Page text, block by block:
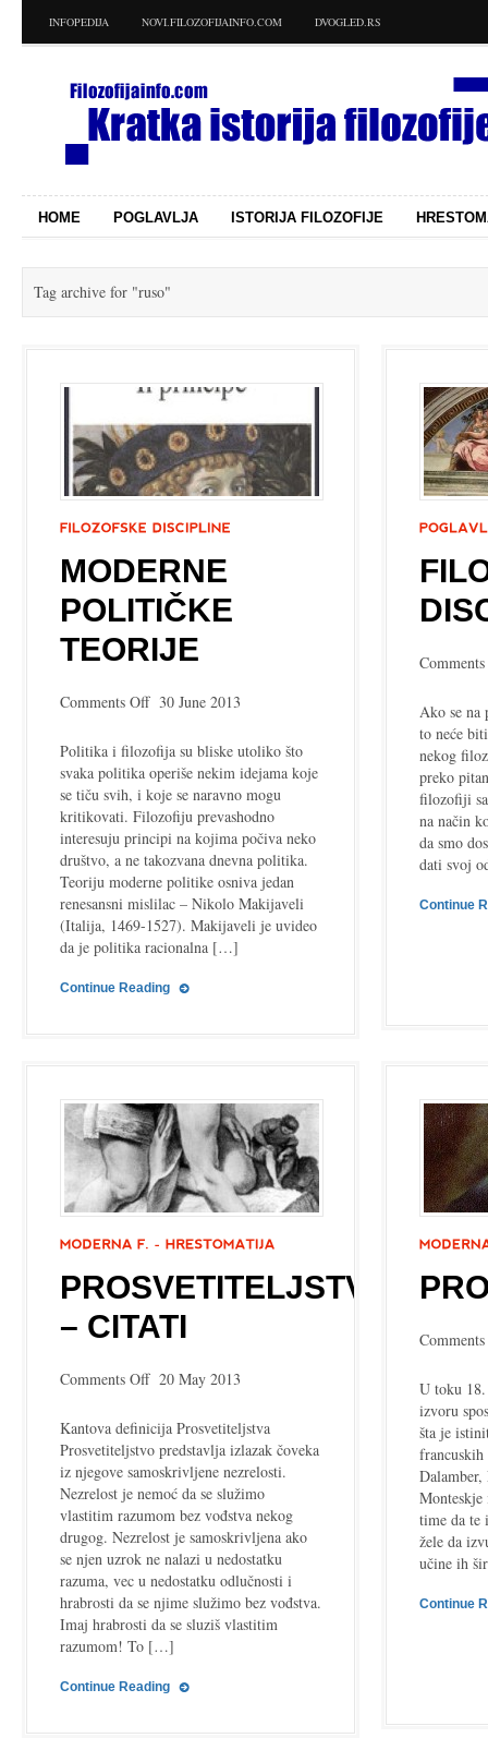
INFOPEDIJA NOVI.FILOZOFIJAINFO.COM DVOGLED.RS
HOME POGLAVLJA ISTORIJA FILOZOFIJE
Tag archive for "ruso"
MODERNE
POLITIČKE
TEORIJE
Comments Offon
političke
teorije
30 June 2013
Politika i filozofija su bliske utoliko što
svaka politika operiše nekim idejama koje
se tiču svih, i koje se naravno mogu
kritikovati. Filozofiju prevashodno
interesuju principi na kojima počiva neko
društvo, a ne takozvana dnevna politika.
Teoriju moderne politike osniva jedan
renesansni mislilac – Nikolo Makijaveli
(Italija, 1469-1527). Makijaveli je uvideo
da je politika racionalna […]
Continue Reading
Ako se na
to neće
nekog
preko
filozofiji
na način
da smo
dati svoj
Continue
PROSVETITELJSTVO
– CITATI
Comments Offon
–
citati
20 May 2013
Kantova definicija Prosvetiteljstva
Prosvetiteljstvo predstavlja izlazak čoveka
iz njegove samoskrivljene nezrelosti.
Nezrelost je nemoć da se služimo
vlastitim razumom bez vođstva nekog
drugog. Nezrelost je samoskrivljena ako
se njen uzrok ne nalazi u nedostatku
razuma, vec u nedostatku odlučnosti i
hrabrosti da se njime služimo bez vođstva.
Imaj hrabrosti da se sluziš vlastitim
razumom! To […]
Continue Reading
U toku
izvoru
šta je
Monteskje
time da te
žele da
učine ih
Continue